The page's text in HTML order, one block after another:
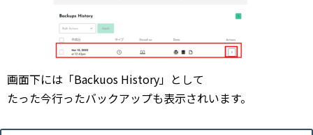
画面下には「Backuos History」として
たった今行ったバックアップも表示されいます。